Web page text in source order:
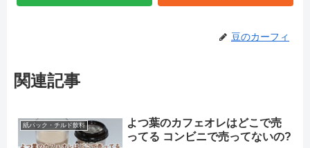
豆のカーフィ
関連記事
紙パック・チルド飲料
よつ葉のカフェオレはどこで売
ってる コンビニで売ってないの?